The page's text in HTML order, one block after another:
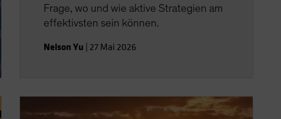
Frage, wo und wie aktive Strategien am
effektivsten sein können.
Nelson Yu 27 Mai 2026